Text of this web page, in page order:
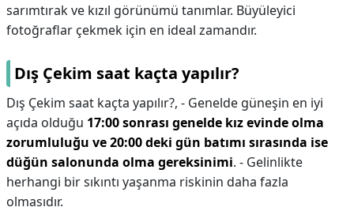
sarımtırak ve kızıl görünümü tanımlar. Büyüleyici
fotoğraflar çekmek için en ideal zamandır.
Dış Çekim saat kaçta yapılır?
Dış Çekim saat kaçta yapılır?, - Genelde güneşin en iyi
açıda olduğu 17:00 sonrası genelde kız evinde olma
zorumluluğu ve 20:00 deki gün batımı sırasında ise
düğün salonunda olma gereksinimi. - Gelinlikte
herhangi bir sıkıntı yaşanma riskinin daha fazla
olmasıdır.